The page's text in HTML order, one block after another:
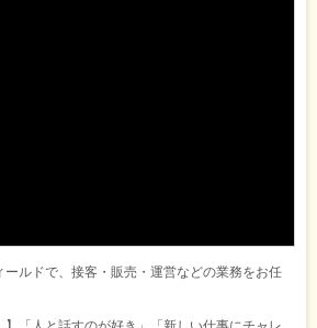
ールドで、接客・販売・運営などの業務をお任